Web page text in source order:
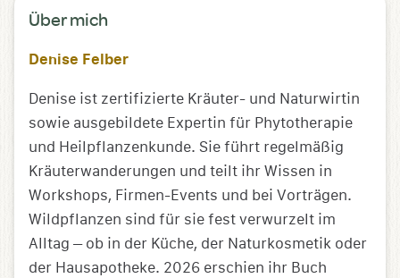
Über mich
Denise Felber
Denise ist zertifizierte Kräuter- und Naturwirtin
sowie ausgebildete Expertin für Phytotherapie
und Heilpflanzenkunde. Sie führt regelmäßig
Kräuterwanderungen und teilt ihr Wissen in
Workshops, Firmen-Events und bei Vorträgen.
Wildpflanzen sind für sie fest verwurzelt im
Alltag – ob in der Küche, der Naturkosmetik oder
der Hausapotheke. 2026 erschien ihr Buch